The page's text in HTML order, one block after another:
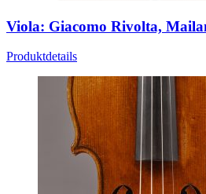
Viola: Giacomo Rivolta,
Produktdetails